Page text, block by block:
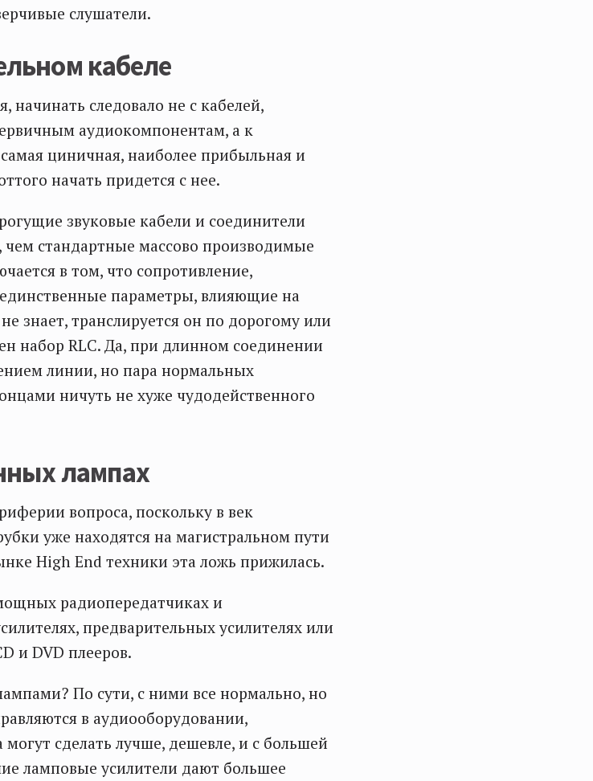
слушатели.
кабеле
начинать следовало не с кабелей,
аудиокомпонентам, а к
циничная, наиболее прибыльная и
начать придется с нее.
звуковые кабели и соединители
чем стандартные массово производимые
в том, что сопротивление,
параметры, влияющие на
знает, транслируется он по дорогому или
набор RLC. Да, при длинном соединении
линии, но пара нормальных
ничуть не хуже чудодейственного
лампах
вопроса, поскольку в век
уже находятся на магистральном пути
High End техники эта ложь прижилась.
радиопередатчиках и
предварительных усилителях или
и DVD плееров.
По сути, с ними все нормально, но
в аудиооборудовании,
сделать лучше, дешевле, и с большей
ламповые усилители дают большее